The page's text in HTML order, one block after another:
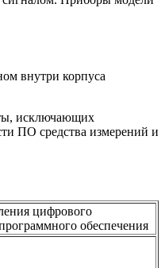
внутри корпуса
исключающих
ПО средства измерений и
цифрового
обеспечения